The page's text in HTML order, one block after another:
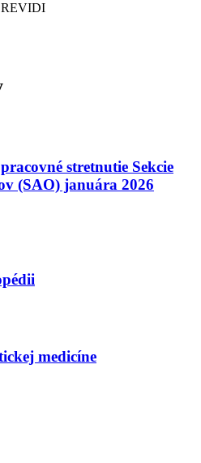
REVIDI
stretnutie Sekcie
(SAO) januára 2026
medicíne